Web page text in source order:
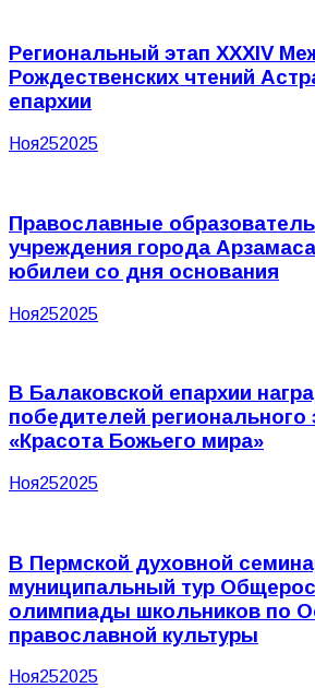
Региональный этап XXXIV
Рождественских чтений
епархии
Ноя252025
Православные
учреждения города
юбилеи со дня основания
Ноя252025
В Балаковской епархии
победителей регионального
«Красота Божьего мира»
Ноя252025
В Пермской духовной
муниципальный тур
олимпиады школьников по
православной культуры
Ноя252025